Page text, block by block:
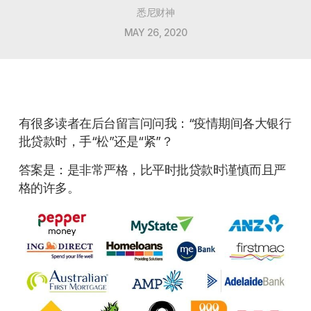
悉尼财神
MAY 26, 2020
有很多读者在后台留言问问我：“疫情期间各大银行
批贷款时，手“松”还是“紧”？
答案是：是非常严格，比平时批贷款时谨慎而且严
格的许多。